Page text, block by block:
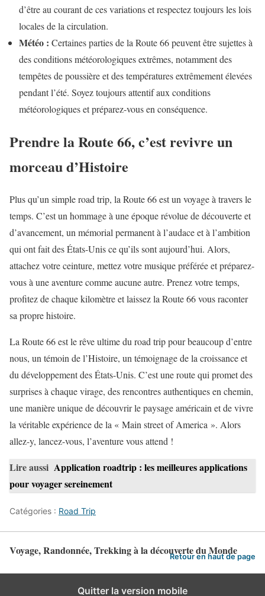
d’être au courant de ces variations et respectez toujours les lois
locales de la circulation.
Météo : Certaines parties de la Route 66 peuvent être sujettes à
des conditions météorologiques extrêmes, notamment des
tempêtes de poussière et des températures extrêmement élevées
pendant l’été. Soyez toujours attentif aux conditions
météorologiques et préparez-vous en conséquence.
Prendre la Route 66, c’est revivre un
morceau d’Histoire
Plus qu’un simple road trip, la Route 66 est un voyage à travers le
temps. C’est un hommage à une époque révolue de découverte et
d’avancement, un mémorial permanent à l’audace et à l’ambition
qui ont fait des États-Unis ce qu’ils sont aujourd’hui. Alors,
attachez votre ceinture, mettez votre musique préférée et préparez-
vous à une aventure comme aucune autre. Prenez votre temps,
profitez de chaque kilomètre et laissez la Route 66 vous raconter
sa propre histoire.
La Route 66 est le rêve ultime du road trip pour beaucoup d’entre
nous, un témoin de l’Histoire, un témoignage de la croissance et
du développement des États-Unis. C’est une route qui promet des
surprises à chaque virage, des rencontres authentiques en chemin,
une manière unique de découvrir le paysage américain et de vivre
la véritable expérience de la « Main street of America ». Alors
allez-y, lancez-vous, l’aventure vous attend !
Lire aussi Application roadtrip : les meilleures applications
pour voyager sereinement
Catégories : Road Trip
Voyage, Randonnée, Trekking à la découverte du Monde
Retour en haut de page
Quitter la version mobile